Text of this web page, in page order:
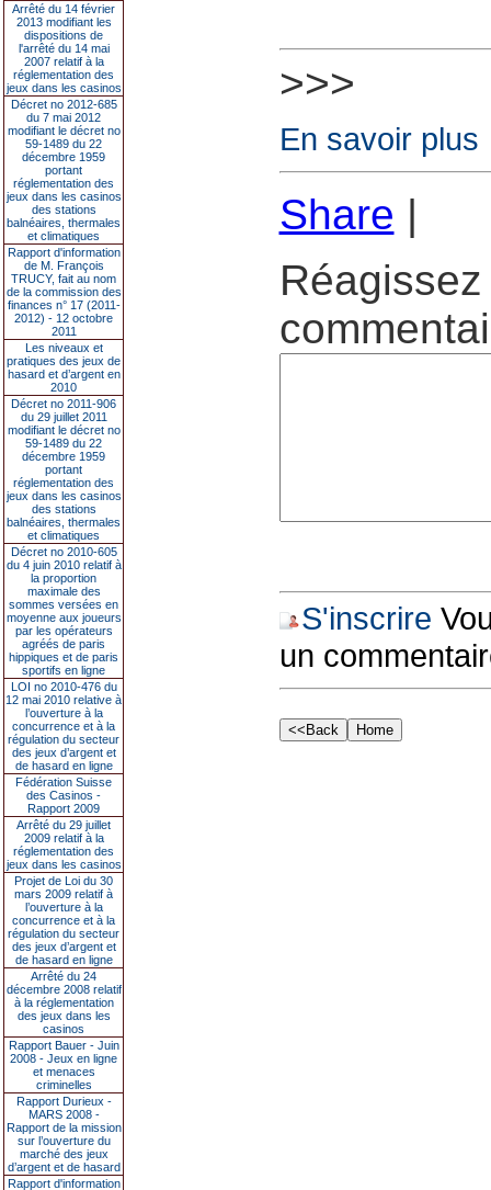
Arrêté du 14 février
2013 modifiant les
dispositions de
l'arrêté du 14 mai
2007 relatif à la
réglementation des
jeux dans les casinos
Décret no 2012-685
du 7 mai 2012
modifiant le décret no
59-1489 du 22
décembre 1959
portant
réglementation des
jeux dans les casinos
des stations
balnéaires, thermales
et climatiques
Rapport d'information
de M. François
TRUCY, fait au nom
de la commission des
finances n° 17 (2011-
2012) - 12 octobre
2011
Les niveaux et
pratiques des jeux de
hasard et d’argent en
2010
Décret no 2011-906
du 29 juillet 2011
modifiant le décret no
59-1489 du 22
décembre 1959
portant
réglementation des
jeux dans les casinos
des stations
balnéaires, thermales
et climatiques
Décret no 2010-605
du 4 juin 2010 relatif à
la proportion
maximale des
sommes versées en
moyenne aux joueurs
par les opérateurs
agréés de paris
hippiques et de paris
sportifs en ligne
LOI no 2010-476 du
12 mai 2010 relative à
l’ouverture à la
concurrence et à la
régulation du secteur
des jeux d’argent et
de hasard en ligne
Fédération Suisse
des Casinos -
Rapport 2009
Arrêté du 29 juillet
2009 relatif à la
réglementation des
jeux dans les casinos
Projet de Loi du 30
mars 2009 relatif à
l’ouverture à la
concurrence et à la
régulation du secteur
des jeux d’argent et
de hasard en ligne
Arrêté du 24
décembre 2008 relatif
à la réglementation
des jeux dans les
casinos
Rapport Bauer - Juin
2008 - Jeux en ligne
et menaces
criminelles
Rapport Durieux -
MARS 2008 -
Rapport de la mission
sur l’ouverture du
marché des jeux
d’argent et de hasard
Rapport d'information
>>>
En savoir plus
Share |
S'inscrire
un